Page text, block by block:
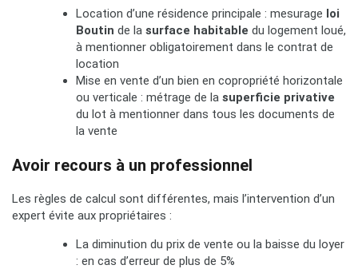
Location d’une résidence principale : mesurage loi
Boutin de la surface habitable du logement loué,
à mentionner obligatoirement dans le contrat de
location
Mise en vente d’un bien en copropriété horizontale
ou verticale : métrage de la superficie privative
du lot à mentionner dans tous les documents de
la vente
Avoir recours à un professionnel
Les règles de calcul sont différentes, mais l’intervention d’un
expert évite aux propriétaires :
La diminution du prix de vente ou la baisse du loyer
: en cas d’erreur de plus de 5%